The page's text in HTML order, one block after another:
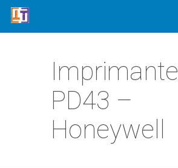
Imprimante
PD43 –
Honeywell